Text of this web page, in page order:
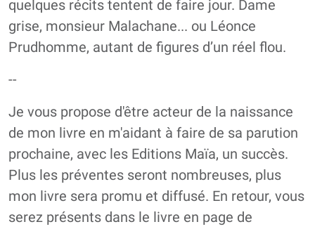
quelques récits tentent de faire jour. Dame
grise, monsieur Malachane... ou Léonce
Prudhomme, autant de figures d’un réel flou.
--
Je vous propose d'être acteur de la naissance
de mon livre en m'aidant à faire de sa parution
prochaine, avec les Editions Maïa, un succès.
Plus les préventes seront nombreuses, plus
mon livre sera promu et diffusé. En retour, vous
serez présents dans le livre en page de